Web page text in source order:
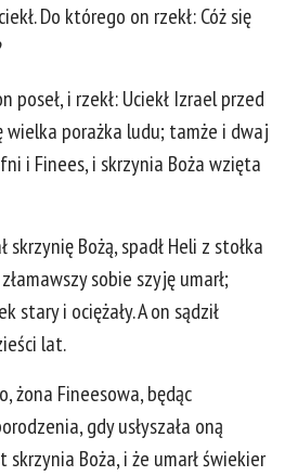
Do którego on rzekł: Cóż się
poseł, i rzekł: Uciekł Izrael przed
wielka porażka ludu; tamże i dwaj
i Finees, i skrzynia Boża wzięta
skrzynię Bożą, spadł Heli z stołka
sobie szyję umarł;
stary i ociężały. A on sądził
lat.
żona Fineesowa, będąc
gdy usłyszała oną
Boża, i że umarł świekier